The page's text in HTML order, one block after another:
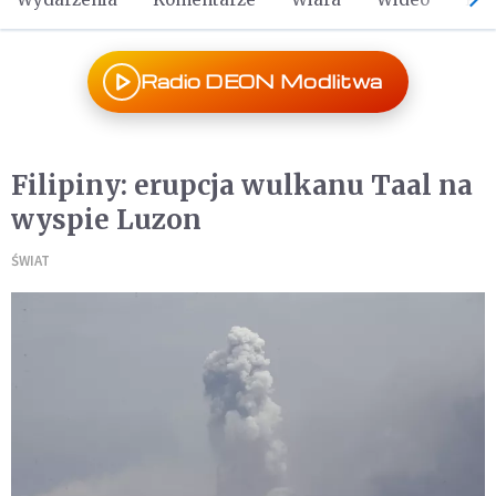
Radio DEON Modlitwa
Filipiny: erupcja wulkanu Taal na
wyspie Luzon
ŚWIAT